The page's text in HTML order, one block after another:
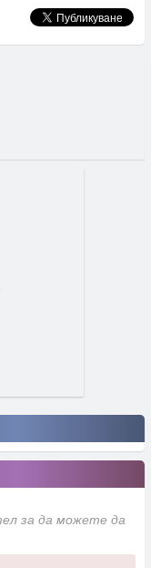
за да можете да